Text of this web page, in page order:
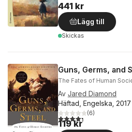
441 kr
Lägg till
Skickas
Guns, Germs, and
The Fates of Human
Av Jared Diamond
Häftad, Engelska, 2017
4,3utav 5 stjärnor.
(6)
119 kr